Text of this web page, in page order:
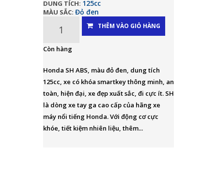
DUNG TÍCH: 125cc
MÀU SẮC: Đỏ đen
THÊM VÀO GIỎ HÀNG
Còn hàng
Honda SH ABS, màu đỏ đen, dung tích
125cc, xe có khóa smartkey thông minh, an
toàn, hiện đại, xe đẹp xuất sắc, đi cực ít. SH
là dòng xe tay ga cao cấp của hãng xe
máy nổi tiếng Honda. Với động cơ cực
khóe, tiết kiệm nhiên liệu, thêm...